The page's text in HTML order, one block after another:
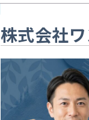
株式会社